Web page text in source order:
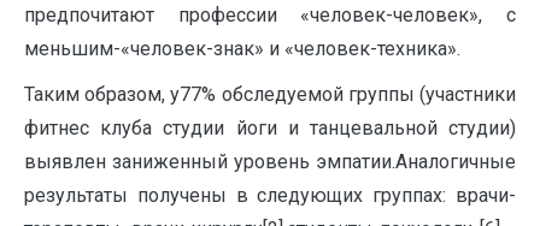
предпочитают профессии «человек-человек», с
меньшим-«человек-знак» и «человек-техника».
Таким образом, у77% обследуемой группы (участники
фитнес клуба студии йоги и танцевальной студии)
выявлен заниженный уровень эмпатии.Аналогичные
результаты получены в следующих группах: врачи-